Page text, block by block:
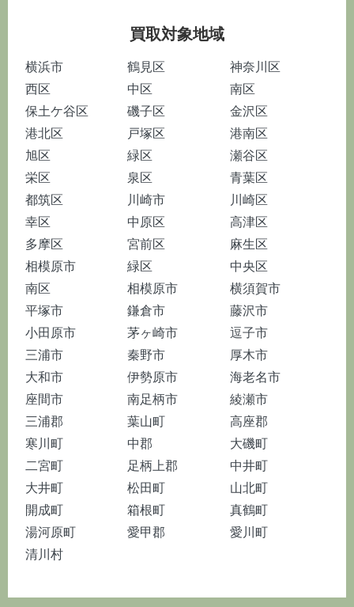
買取対象地域
横浜市 鶴見区
神奈川区
西区
中区
南区
保土ケ谷区
磯子区
金沢区
港北区
戸塚区
港南区
旭区
緑区
瀬谷区
栄区
泉区
青葉区
都筑区
川崎市
川崎区
幸区
中原区
高津区
多摩区
宮前区
麻生区
相模原市
緑区
中央区
南区
相模原市
横須賀市
平塚市
鎌倉市
藤沢市
小田原市
茅ヶ崎市
逗子市
三浦市
秦野市
厚木市
大和市
伊勢原市
海老名市
座間市
南足柄市
綾瀬市
三浦郡
葉山町
高座郡
寒川町
中郡
大磯町
二宮町
足柄上郡
中井町
大井町
松田町
山北町
開成町
箱根町
真鶴町
湯河原町
愛甲郡
愛川町
清川村